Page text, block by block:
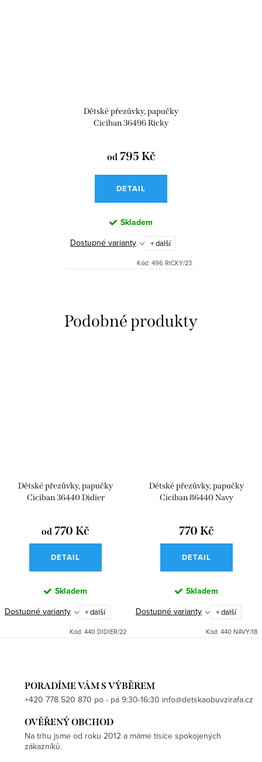
Dětské přezůvky, papučky
Ciciban 36496 Ricky
od795 Kč
DETAIL
Skladem
Dostupné varianty
+ další
Kód: 496 RICKY/23
Dětské přezůvky, papučky
Ciciban 36440 Didier
od 770 Kč
DETAIL
Skladem
Dostupné varianty
+ další
Kód: 440 DIDIER/22
Dětské přezůvky, papučky
Ciciban 86440 Navy
770 Kč
DETAIL
Skladem
Dostupné varianty
+ další
Kód: 440 NAVY/18
PORADÍME VÁM S VÝBĚREM
+420 778 520 870 po - pá 9:30-16:30 info@detskaobuvzirafa.cz
OVĚŘENÝ OBCHOD
Na trhu jsme od roku 2012 a máme tisíce spokojených
zákazníků.